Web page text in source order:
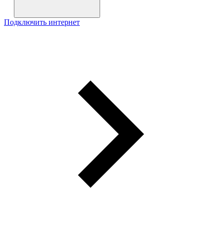
Подключить интернет